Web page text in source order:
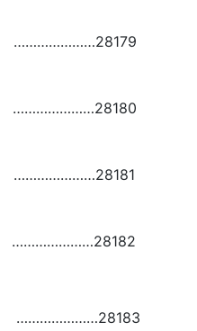
…………………28179
…………………28180
…………………28181
…………………28182
…………………28183